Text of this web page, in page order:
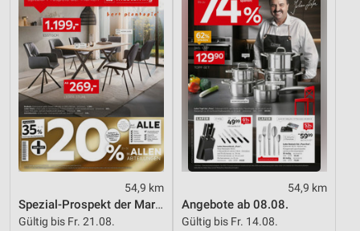
54,9 km
Spezial-Prospekt der Marken
Gültig bis Fr. 21.08.
54,9 km
Angebote ab 08.08.
Gültig bis Fr. 14.08.